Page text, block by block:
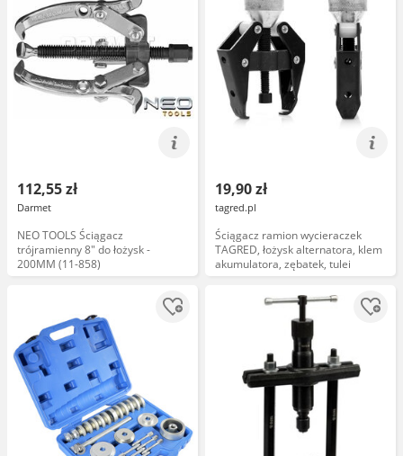
112,55 zł
Darmet
NEO TOOLS Ściągacz
trójramienny 8" do łożysk -
200MM (11-858)
19,90 zł
tagred.pl
Ściągacz ramion wycieraczek
TAGRED, łożysk alternatora, klem
akumulatora, zębatek, tulei